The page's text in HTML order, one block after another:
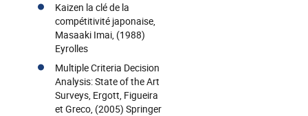
Kaizen la clé de la
compétitivité japonaise,
Masaaki Imai, (1988)
Eyrolles
Multiple Criteria Decision
Analysis: State of the Art
Surveys, Ergott, Figueira
et Greco, (2005) Springer